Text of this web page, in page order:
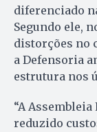
diferenciado
Segundo ele,
distorções no
a Defensoria
estrutura nos
“A
reduzido